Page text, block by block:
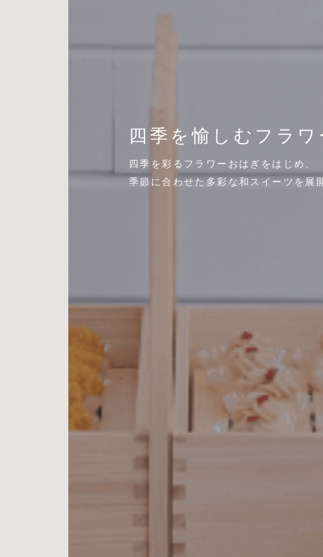
四季を愉しむ フラ
四季を彩るフラワーおはぎをはじめ、
季節に合わせた多彩な和スイーツを展